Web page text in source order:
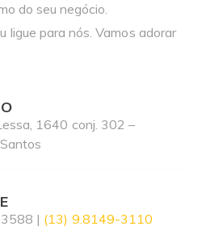
do seu negócio.
ligue para nós. Vamos adorar
1640 conj. 302 –
| (13) 9.8149-3110